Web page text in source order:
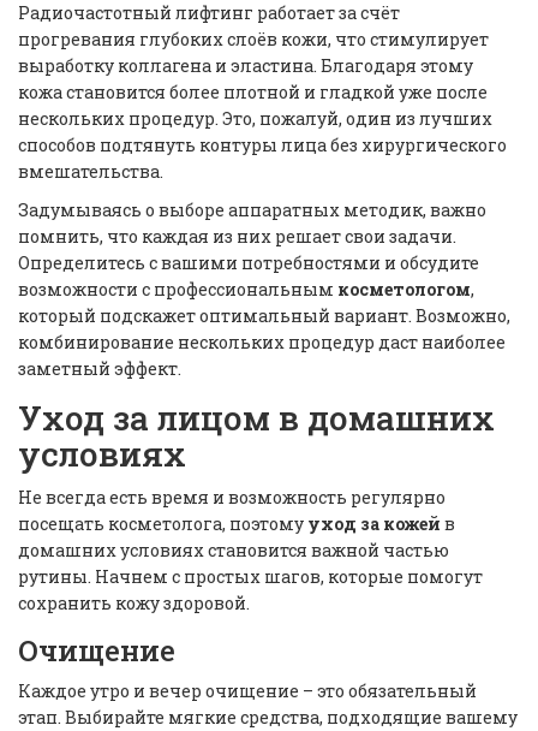
Радиочастотный лифтинг работает за счёт
прогревания глубоких слоёв кожи, что стимулирует
выработку коллагена и эластина. Благодаря этому
кожа становится более плотной и гладкой уже после
нескольких процедур. Это, пожалуй, один из лучших
способов подтянуть контуры лица без хирургического
вмешательства.
Задумываясь о выборе аппаратных методик, важно
помнить, что каждая из них решает свои задачи.
Определитесь с вашими потребностями и обсудите
возможности с профессиональным косметологом,
который подскажет оптимальный вариант. Возможно,
комбинирование нескольких процедур даст наиболее
заметный эффект.
Уход за лицом в домашних
условиях
Не всегда есть время и возможность регулярно
посещать косметолога, поэтому уход за кожей в
домашних условиях становится важной частью
рутины. Начнем с простых шагов, которые помогут
сохранить кожу здоровой.
Очищение
Каждое утро и вечер очищение – это обязательный
этап. Выбирайте мягкие средства, подходящие вашему